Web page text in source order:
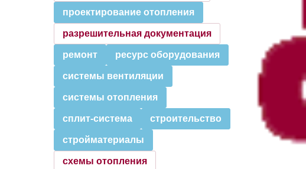
проектирование отопления
разрешительная документация
ремонт ресурс оборудования
системы вентиляции
системы отопления
сплит-система строительство
стройматериалы
схемы отопления